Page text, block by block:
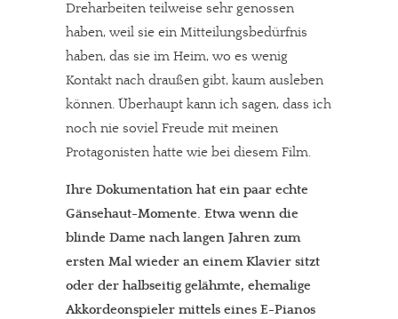
Dreharbeiten teilweise sehr genossen
haben, weil sie ein Mitteilungsbedürfnis
haben, das sie im Heim, wo es wenig
Kontakt nach draußen gibt, kaum ausleben
können. Überhaupt kann ich sagen, dass ich
noch nie soviel Freude mit meinen
Protagonisten hatte wie bei diesem Film.
Ihre Dokumentation hat ein paar echte
Gänsehaut-Momente. Etwa wenn die
blinde Dame nach langen Jahren zum
ersten Mal wieder an einem Klavier sitzt
oder der halbseitig gelähmte, ehemalige
Akkordeonspieler mittels eines E-Pianos